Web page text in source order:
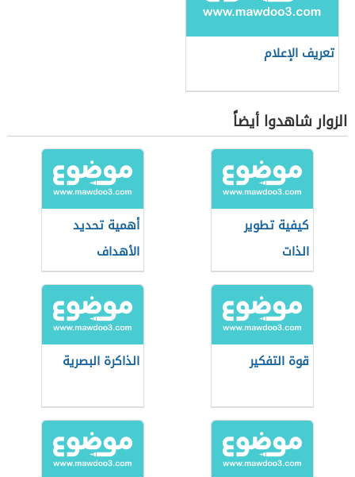
تعريف الإعلام
الزوار شاهدوا أيضاً
كيفية تطوير
الذات
أهمية تحديد
الأهداف
قوة التفكير الذاكرة البصرية